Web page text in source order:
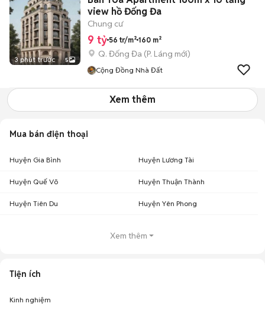
3 phút trước 5
view hồ Đống Đa
Chung cư
9 tỷ 56 tr/m² 160 m²
Q. Đống Đa (P. Láng mới)
Cộng Đồng Nhà Đất
Xem thêm
Mua bán điện thoại
Huyện Gia Bình Huyện Lương Tài
Huyện Quế Võ Huyện Thuận Thành
Huyện Tiên Du Huyện Yên Phong
Xem thêm
Tiện ích
Kinh nghiệm